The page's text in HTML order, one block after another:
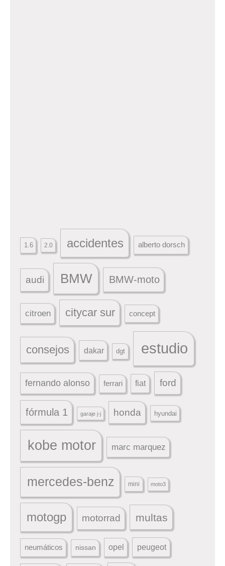
1.6 2.0 accidentes alberto dorsch
audi BMW BMW-moto
citroen citycar sur concept
consejos dakar dgt estudio
fernando alonso ferrari fiat ford
fórmula 1 garaje j-j honda hyundai
kobe motor marc marquez
mercedes-benz mini moto3
motogp motorrad multas
neumáticos nissan opel peugeot